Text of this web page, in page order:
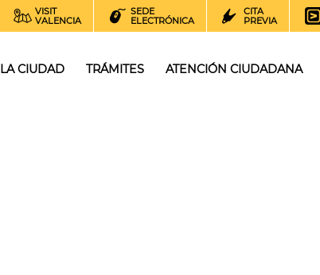
VISIT
VALENCIA
SEDE
ELECTRÓNICA
CITA
PREVIA
LA CIUDAD TRÁMITES ATENCIÓN CIUDADANA